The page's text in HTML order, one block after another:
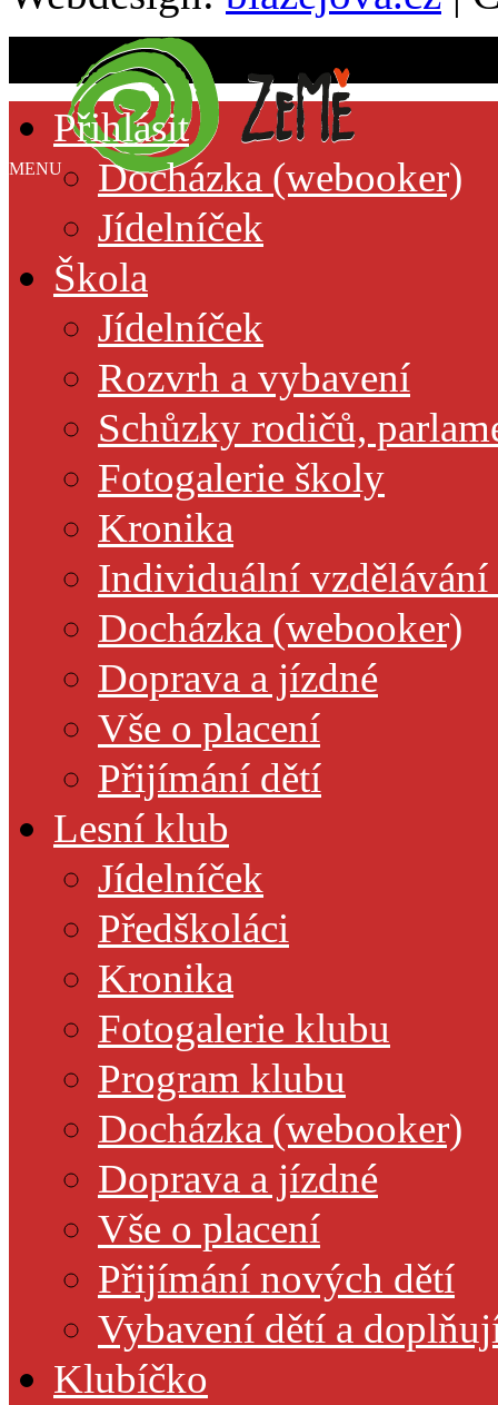
MENU
Přihlásit
Docházka (webooker)
Jídelníček
Škola
Jídelníček
Rozvrh a vybavení
Schůzky rodičů,
Fotogalerie školy
Kronika
Individuální vzdělávání
Docházka (webooker)
Doprava a jízdné
Vše o placení
Přijímání dětí
Lesní klub
Jídelníček
Předškoláci
Kronika
Fotogalerie klubu
Program klubu
Docházka (webooker)
Doprava a jízdné
Vše o placení
Přijímání nových dětí
Vybavení dětí a
Klubíčko